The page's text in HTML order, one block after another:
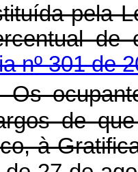
pela
nº 301 de
de
à